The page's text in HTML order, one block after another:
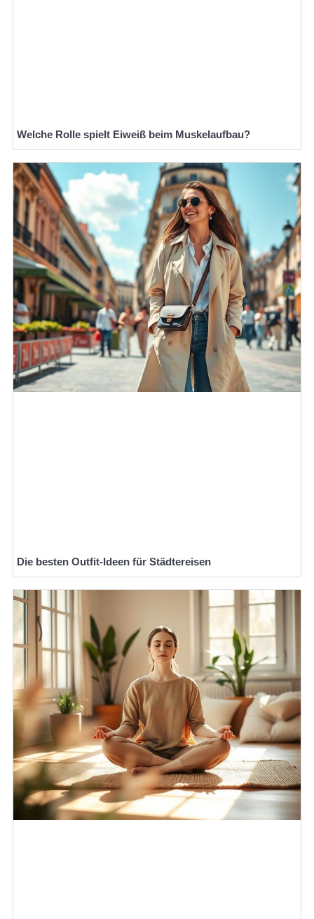
Welche Rolle spielt Eiweiß beim Muskelaufbau?
Die besten Outfit-Ideen für Städtereisen